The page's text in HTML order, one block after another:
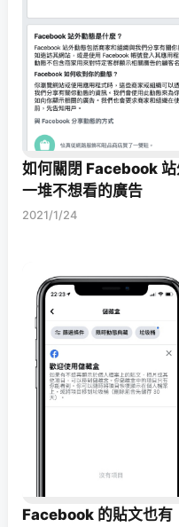
如何關閉 Facebook
一堆不想看的廣告
2021/1/24
Facebook 的貼文也有